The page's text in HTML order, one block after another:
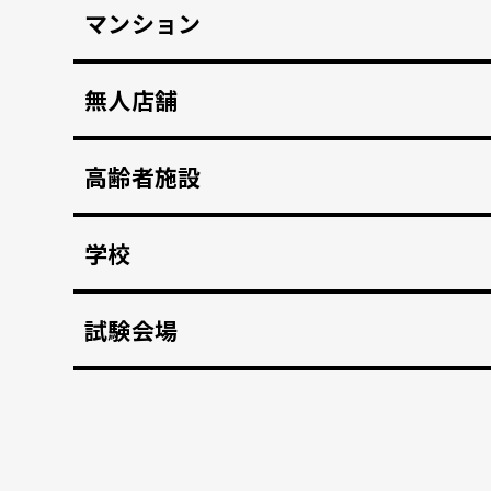
マンション
無人店舗
高齢者施設
学校
試験会場